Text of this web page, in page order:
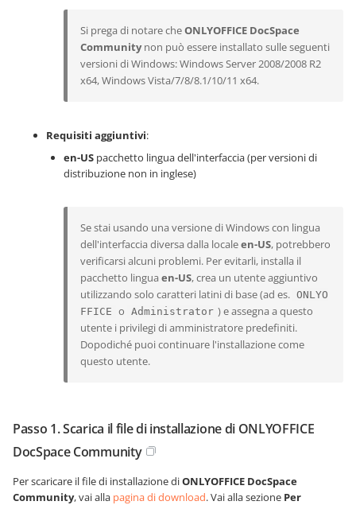
Si prega di notare cheONLYOFFICE DocSpace
Communitynon può essere installato sulle seguenti
versioni di Windows: Windows Server 2008/2008 R2
x64, Windows Vista/7/8/8.1/10/11 x64.
Requisiti aggiuntivi:
en-US pacchetto lingua dell'interfaccia (per versioni di
distribuzione non in inglese)
Se stai usando una versione di Windows con lingua
dell'interfaccia diversa dalla localeen-US, potrebbero
verificarsi alcuni problemi. Per evitarli, installa il
pacchetto lingua en-US, crea un utente aggiuntivo
utilizzando solo caratteri latini di base (ad es. ONLYO
FFICE o Administrator ) e assegna a questo
utente i privilegi di amministratore predefiniti.
Dopodiché puoi continuare l'installazione come
questo utente.
Passo 1. Scarica il file di installazione di ONLYOFFICE
DocSpace Community
Per scaricare il file di installazione diONLYOFFICE DocSpace
Community, vai alla pagina di download.Vai alla sezione Per